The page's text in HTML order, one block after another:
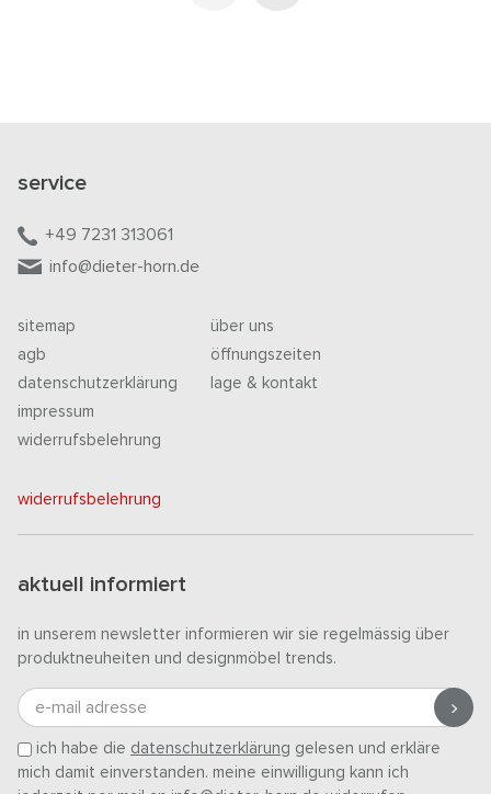
service
+49 7231 313061
info@dieter-horn.de
sitemap
agb
datenschutzerklärung
impressum
widerrufsbelehrung
über uns
öffnungszeiten
lage & kontakt
widerrufsbelehrung
aktuell informiert
in unserem newsletter informieren wir sie regelmässig über
produktneuheiten und designmöbel trends.
e-mail adresse
ich habe die datenschutzerklärung gelesen und erkläre
mich damit einverstanden. meine einwilligung kann ich